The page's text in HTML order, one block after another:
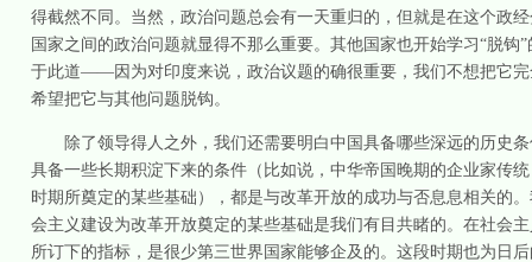
得截然不同。当然，政治问题总会有一天重归的，但就是在这个政
国家之间的政治问题就显得不那么重要。其他国家也开始学习“脱
于此道——因为对印度来说，政治议题的确很重要，我们不想把它
希望把它与其他问题脱钩。
除了领导得人之外，我们还需要明白中国具备哪些深远的历史
具备一些长期积淀下来的条件（比如说，中华帝国晚期的企业家传
时期所奠定的某些基础），都是与改革开放的成功与否息息相关的
会主义建设为改革开放奠定的某些基础是我们有目共睹的。在社会
所订下的指标，是很少第三世界国家能够企及的。这段时期也为日